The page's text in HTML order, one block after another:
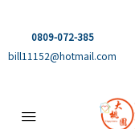
0809-072-385
bill11152@hotmail.com